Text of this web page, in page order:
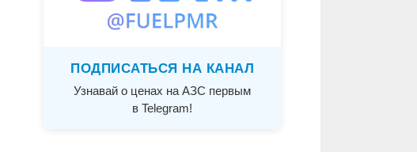
ПОДПИСАТЬСЯ НА КАНАЛ
Узнавай о ценах на АЗС первым
в Telegram!